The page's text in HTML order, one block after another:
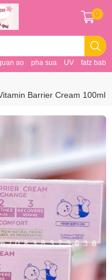
ao pha sua UV fatz baby
0
Barrier Cream 100ml